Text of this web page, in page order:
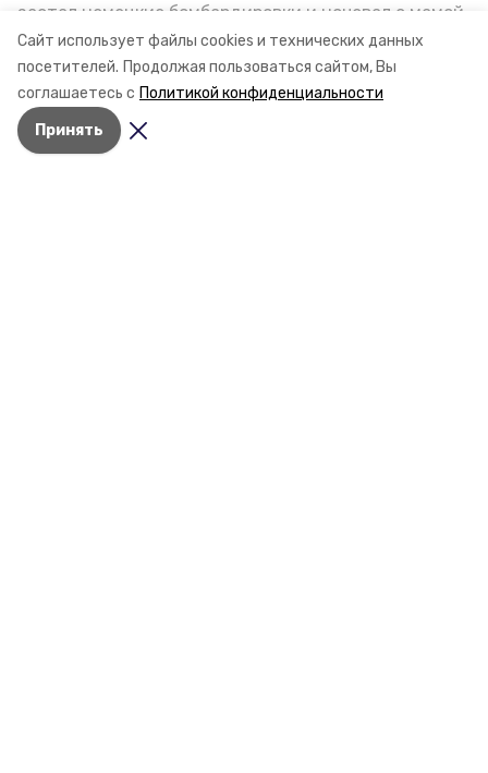
Сайт использует файлы cookies и технических данных
посетителей. Продолжая пользоваться сайтом, Вы
соглашаетесь с Политикой конфиденциальности
Принять
застал немецкие бомбардировки и ночевал с мамой
под открытым небом, когда гитлеровцы заняли их
дом. Чем запомнились эти дни, как выживали после
и чем Пётр помог ракетным войскам — в новом
материале спецпроекта «Победы26» «Дети
Великой Отечественной».
Разделы
Новости
Статьи